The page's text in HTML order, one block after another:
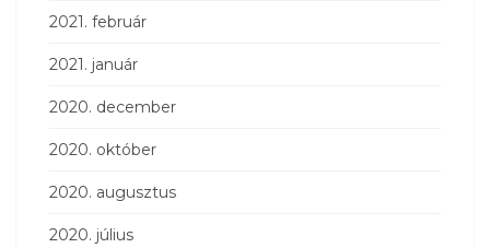
2021. február
2021. január
2020. december
2020. október
2020. augusztus
2020. július